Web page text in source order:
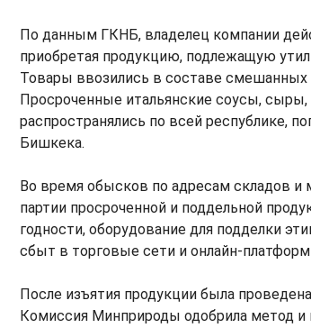
По данным ГКНБ, владелец компании
приобретая продукцию, подлежащую
Товары ввозились в составе смешанных
Просроченные итальянские соусы,
распространялись по всей республике,
Бишкека.
Во время обысков по адресам складов
партии просроченной и поддельной
годности, оборудование для подделки
сбыт в торговые сети и онлайн-
После изъятия продукции была
Комиссия Минприроды одобрила метод и